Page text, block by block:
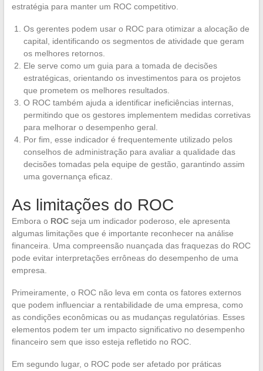
estratégia para manter um ROC competitivo.
Os gerentes podem usar o ROC para otimizar a alocação de
capital, identificando os segmentos de atividade que geram
os melhores retornos.
Ele serve como um guia para a tomada de decisões
estratégicas, orientando os investimentos para os projetos
que prometem os melhores resultados.
O ROC também ajuda a identificar ineficiências internas,
permitindo que os gestores implementem medidas corretivas
para melhorar o desempenho geral.
Por fim, esse indicador é frequentemente utilizado pelos
conselhos de administração para avaliar a qualidade das
decisões tomadas pela equipe de gestão, garantindo assim
uma governança eficaz.
As limitações do ROC
Embora o ROCseja um indicador poderoso, ele apresenta
algumas limitações que é importante reconhecer na análise
financeira. Uma compreensão nuançada das fraquezas do ROC
pode evitar interpretações errôneas do desempenho de uma
empresa.
Primeiramente, o ROC não leva em conta os fatores externos
que podem influenciar a rentabilidade de uma empresa, como
as condições econômicas ou as mudanças regulatórias. Esses
elementos podem ter um impacto significativo no desempenho
financeiro sem que isso esteja refletido no ROC.
Em segundo lugar, o ROC pode ser afetado por práticas